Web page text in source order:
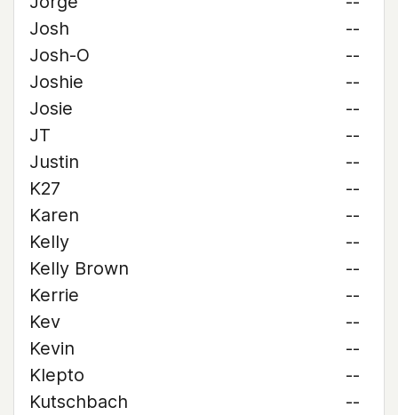
Josh
--
Josh-O
--
Joshie
--
Josie
--
JT
--
Justin
--
K27
--
Karen
--
Kelly
--
Kelly Brown
--
Kerrie
--
Kev
--
Kevin
--
Klepto
--
Kutschbach
--